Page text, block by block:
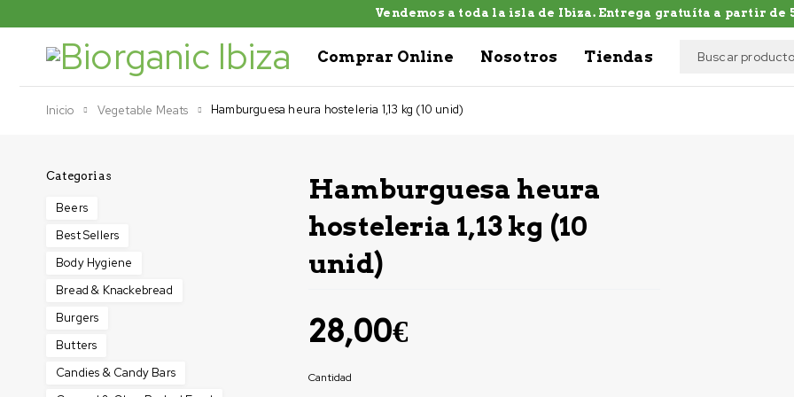
Vendemos a toda la isla de Ibiza. Entrega gratuíta a partir de
Comprar Online Nosotros Tiendas
Inicio Vegetable Meats Hamburguesa heura hosteleria 1,13 kg (10 unid)
Categorias
Beers
Best Sellers
Body Hygiene
Bread & Knackebread
Burgers
Butters
Candies & Candy Bars
Hamburguesa heura
hosteleria 1,13 kg (10
unid)
28,00€
Cantidad